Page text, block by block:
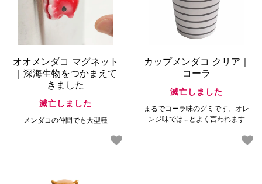
オオメンダコ マグネット
｜深海生物をつかまえて
きました
滅亡しました
メンダコの仲間でも大型種
カップメンダコ クリア｜
コーラ
滅亡しました
まるでコーラ味のグミです。オレ
ンジ味では…とよく言われます